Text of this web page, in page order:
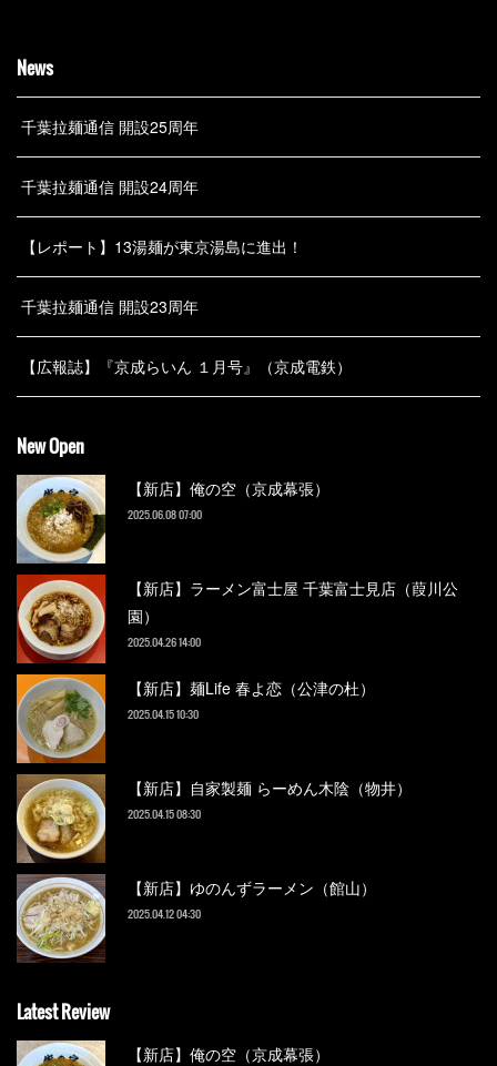
News
千葉拉麺通信 開設25周年
千葉拉麺通信 開設24周年
【レポート】13湯麺が東京湯島に進出！
千葉拉麺通信 開設23周年
【広報誌】『京成らいん １月号』（京成電鉄）
New Open
【新店】俺の空（京成幕張）
2025.06.08 07:00
【新店】ラーメン富士屋 千葉富士見店（葭川公
園）
2025.04.26 14:00
【新店】麺Life 春よ恋（公津の杜）
2025.04.15 10:30
【新店】自家製麺 らーめん木陰（物井）
2025.04.15 08:30
【新店】ゆのんずラーメン（館山）
2025.04.12 04:30
Latest Review
【新店】俺の空（京成幕張）